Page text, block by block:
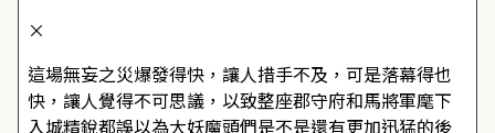
×
這場無妄之災爆發得快，讓人措手不及，可是落幕得也
快，讓人覺得不可思議，以致整座郡守府和馬將軍麾下
入城精銳都誤以為大妖魔頭們是不是還有更加迅猛的後